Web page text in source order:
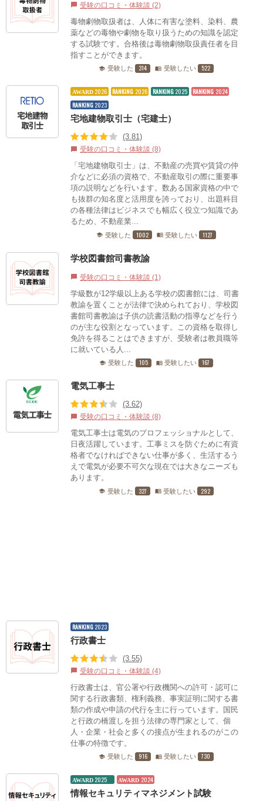
chat_bubble 受験の口コミ・体験談 (2)
毒物劇物取扱者は、人体に有害な塗料、染料、農
薬などの毒物や劇物を取り扱うための知識を認定
する試験です。合格後は毒物劇物取扱責任者を目
指すことができます。
school 受験した 314 menu_book 受験したい 522
AWARD 2026 RANKING 2026 RANKING 2025 RANKING 2024
RANKING 2023
宅地建物取引士（宅建士）
(3.81)
chat_bubble 受験の口コミ・体験談 (8)
「宅地建物取引士」は、不動産の売買や賃貸の仲
介などに必須の資格で、不動産取引の際に重要事
項の説明などを行います。数ある国家資格の中で
も抜群の知名度と活用度を誇っており、出題科目
の各種法律はビジネスでも幅広く役立つ知識であ
るため、不動産業...
school 受験した 1002 menu_book 受験したい 1127
学校図書館司書教諭
chat_bubble 受験の口コミ・体験談 (1)
学級数が12学級以上ある学校の図書館には、司書
教諭を置くことが法律で決められており、学校図
書館司書教諭は子供の読書活動の指導などを行う
のが主な役割となっています。この資格を取得し
免許を得ることはできますが、受験者は教員職等
に就いている人...
school 受験した 105 menu_book 受験したい 167
電気工事士
(3.62)
chat_bubble 受験の口コミ・体験談 (8)
電気工事士は電気のプロフェッショナルとして、
日夜活躍しています。工事ミスを防ぐために有資
格者でなければできない仕事が多く、生活するう
えで電気が必要不可欠な現在では大きなニーズも
あります。
school 受験した 327 menu_book 受験したい 292
RANKING 2023
行政書士
(3.55)
chat_bubble 受験の口コミ・体験談 (4)
行政書士は、官公署や行政機関への許可・認可に
関する行政書類、権利義務、事実証明に関する書
類の作成や申請の代行を主に行っています。国民
と行政の橋渡しを担う法律の専門家として、個
人・企業・社会と多くの接点が生まれるのがこの
仕事の特徴です。
school 受験した 916 menu_book 受験したい 730
AWARD 2025 AWARD 2024
情報セキュリティマネジメント試験